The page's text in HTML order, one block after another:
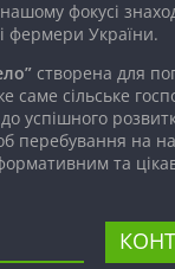
фокусі
фермери України.
створена для
саме сільське
успішного
перебування на
та